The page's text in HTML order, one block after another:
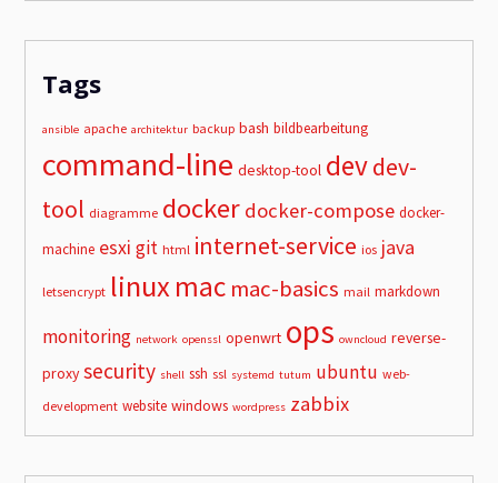
Tags
ansible apache architektur backup bash bildbearbeitung
command-line desktop-tool devdev-
tool diagramme docker docker-compose docker-
machine esxi git html internet-service ios java
letsencrypt linuxmac mac-basics mail markdown
monitoring network openssl openwrt ops owncloud reverse-
proxy security shell ssh ssl systemd tutum ubuntu web-
development website windows wordpress zabbix